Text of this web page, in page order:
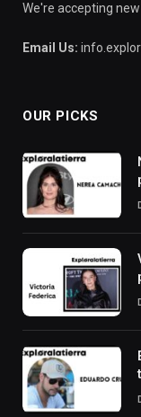
We're accepting
Email Us:
OUR PICKS